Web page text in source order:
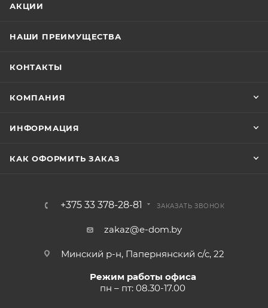
АКЦИИ
НАШИ ПРЕИМУЩЕСТВА
КОНТАКТЫ
КОМПАНИЯ
ИНФОРМАЦИЯ
КАК ОФОРМИТЬ ЗАКАЗ
+375 33 378-28-81 ЗАКАЗАТЬ ЗВОНОК
zakaz@e-dom.by
Минский р-н, Папернянский с/с, 22
Режим работы офиса
пн – пт: 08.30-17.00